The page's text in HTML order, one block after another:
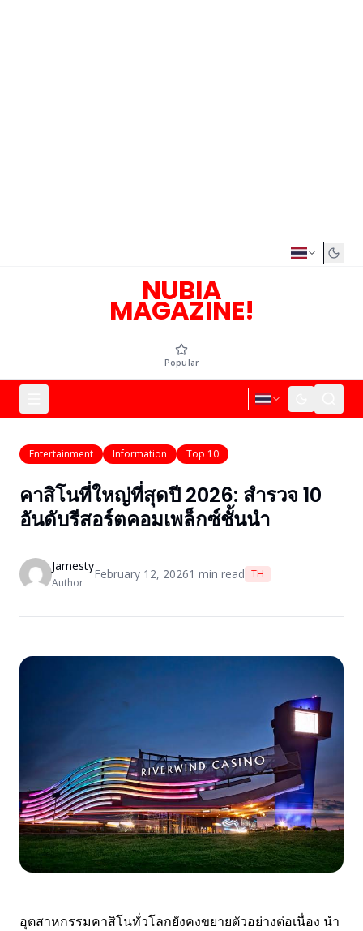
NUBIA
MAGAZINE!
Popular
Entertainment Information Top 10
คาสิโนที่ใหญ่ที่สุดปี 2026: สำรวจ 10
อันดับรีสอร์ตคอมเพล็กซ์ชั้นนำ
Jamesty
Author
February 12, 20261 min read TH
อุตสาหกรรมคาสิโนทั่วโลกยังคงขยายตัวอย่างต่อเนื่อง นำ